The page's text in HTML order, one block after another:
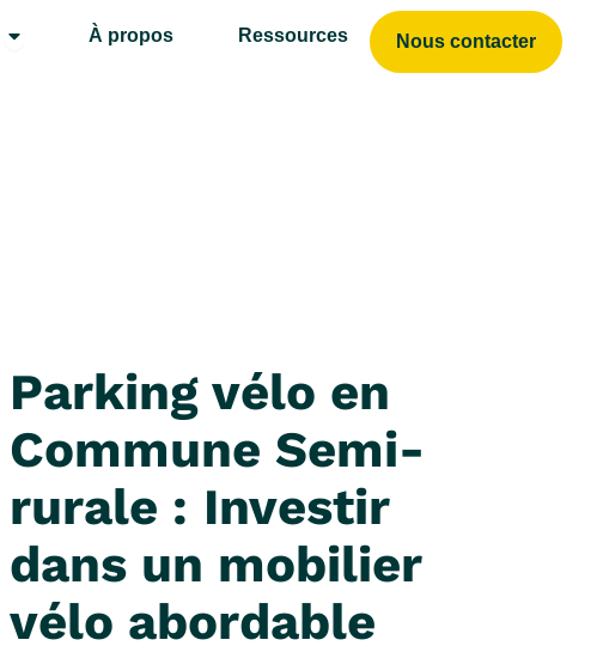
Ouvrir Solutions
À propos Ressources Nous contacter
Parking vélo en
Commune Semi-
rurale : Investir
dans un mobilier
vélo abordable